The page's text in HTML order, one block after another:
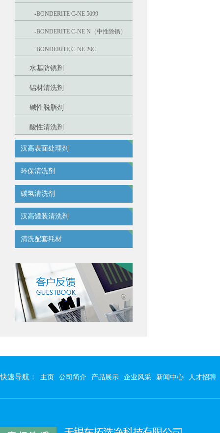
-BONDERITE C-NE 5099
-BONDERITE C-NE N（中性除锈）
-BONDERITE C-NE 20C
水基防锈剂
铝材清洗剂
碱性脱脂剂
酸性清洗剂
汉高表面处理剂
环保清洗剂
碳氢清洗剂
汉高罐装清洗剂
清洗配套耗材
快速导航： 主页 公司简介 产品展示 企业风采 新闻中心 人才招聘